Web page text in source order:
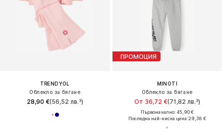
TRENDYOL
Облекло за бягане
28,90 €(56,52 лв.³)
ПРОМОЦИЯ
MINOTI
Облекло за бягане
От 36,72 €(71,82 лв.³)
Първоначално: 45,90 €
Последна най-ниска цена:29,38 €